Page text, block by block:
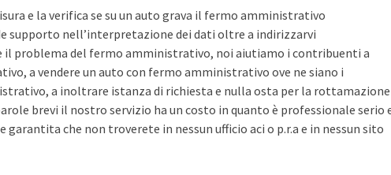
e la verifica se su un auto grava il fermo amministrativo
supporto nell’interpretazione dei dati oltre a indirizzarvi
il problema del fermo amministrativo, noi aiutiamo i contribuenti a
a vendere un auto con fermo amministrativo ove ne siano i
a inoltrare istanza di richiesta e nulla osta per la rottamazione
brevi il nostro servizio ha un costo in quanto è professionale serio
che non troverete in nessun ufficio aci o p.r.a e in nessun sito